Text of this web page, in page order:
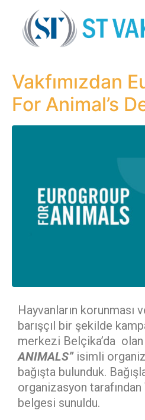
Vakfımızdan
For Animal’s
Hayvanların korunması
barışçıl bir şekilde
merkezi Belçika’da olan
ANIMALS”isimli
bağışta bulunduk.
organizasyon
belgesi sunuldu.